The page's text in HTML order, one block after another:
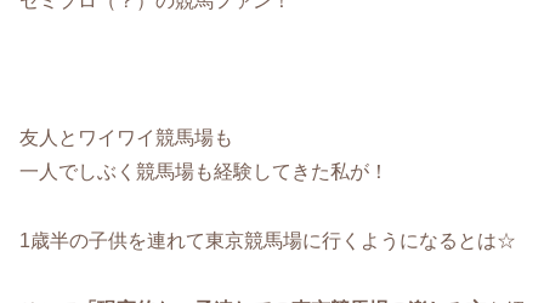
友人とワイワイ競馬場も
一人でしぶく競馬場も経験してきた私が！
1歳半の子供を連れて東京競馬場に行くようになるとは☆